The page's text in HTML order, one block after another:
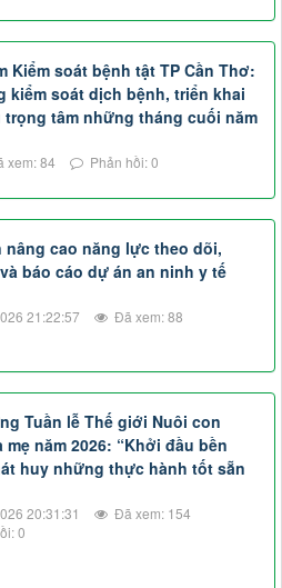
Kiểm soát bệnh tật TP Cần Thơ:
kiểm soát dịch bệnh, triển khai
trọng tâm những tháng cuối năm
xem: 84 Phản hồi: 0
nâng cao năng lực theo dõi,
báo cáo dự án an ninh y tế
21:22:57
Đã xem: 88
Tuần lễ Thế giới Nuôi con
mẹ năm 2026: “Khởi đầu bền
huy những thực hành tốt sẵn
20:31:31
Đã xem: 154
0